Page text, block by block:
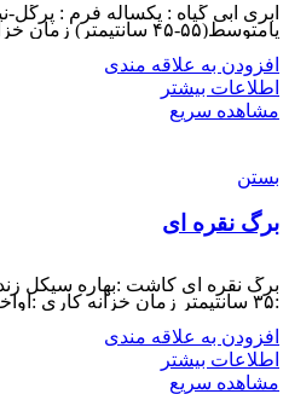
ابری آبی گیاه : یکساله فرم : پرگل-
پامتوسط(۵۵-۴۵ سانتیمتر) زمان خزانه کاری :
افزودن به علاقه مندی
اطلاعات بیشتر
مشاهده سریع
بستن
برگ نقره ای
برگ نقره ای کاشت :بهاره سیکل
:۳۵ سانتیمتر زمان خزانه کاری :اواخر زمستان زمان نشا
افزودن به علاقه مندی
اطلاعات بیشتر
مشاهده سریع